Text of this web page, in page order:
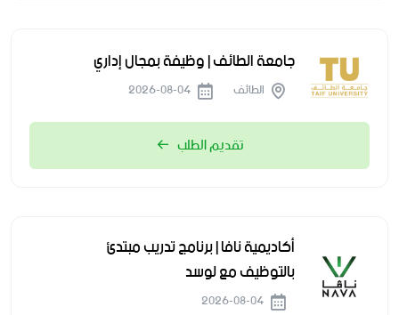
جامعة الطائف | وظيفة بمجال إداري
الطائف
تقديم الطلب
أكاديمية نافا | برنامج تدريب مبتدئ
بالتوظيف مع لوسد